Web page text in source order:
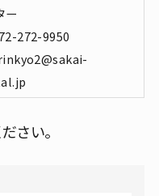
ー
272-9950
rinkyo2@sakai-
さい。